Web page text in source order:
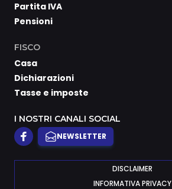
Partita IVA
Pensioni
FISCO
Casa
Dichiarazioni
Tasse e imposte
I NOSTRI CANALI SOCIAL
NEWSLETTER
DISCLAIMER
INFORMATIVA PRIVACY